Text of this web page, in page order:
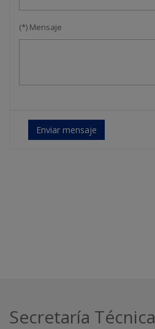
(*) Mensaje
Enviar mensaje
Secretaría Técnica